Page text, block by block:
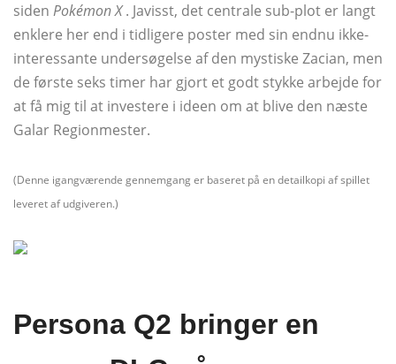
siden Pokémon X. Javisst, det centrale sub-plot er langt
enklere her end i tidligere poster med sin endnu ikke-
interessante undersøgelse af den mystiske Zacian, men
de første seks timer har gjort et godt stykke arbejde for
at få mig til at investere i ideen om at blive den næste
Galar Regionmester.
(Denne igangværende gennemgang er baseret på en detailkopi af spillet
leveret af udgiveren.)
Persona Q2 bringer en